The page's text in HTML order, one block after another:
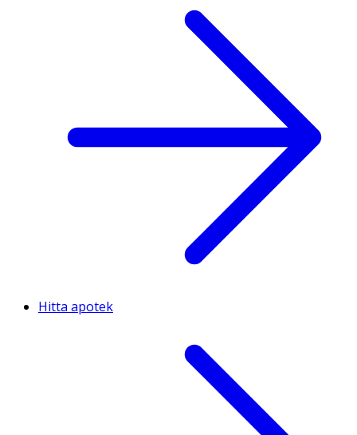
Hitta apotek